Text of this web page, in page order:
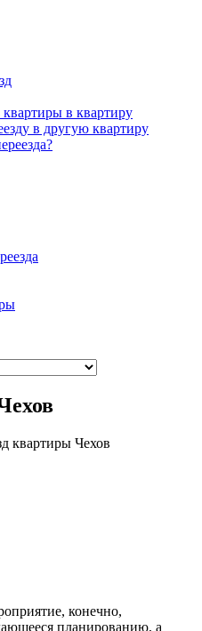
квартиры в квартиру
в другую квартиру
квартиры Чехов
конечно,
планированию, а